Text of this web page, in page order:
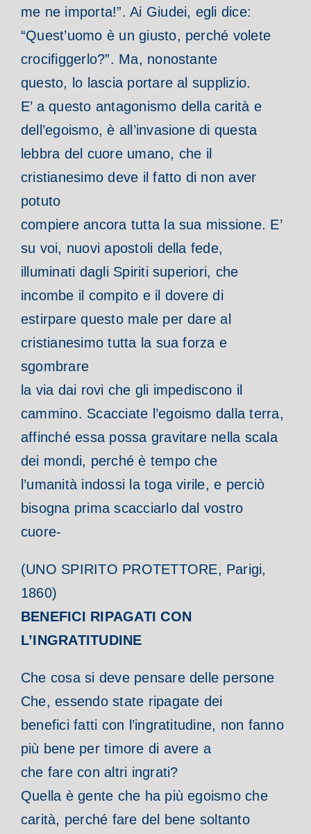
me ne importa!”. Ai Giudei, egli dice:
“Quest’uomo è un giusto, perché volete
crocifiggerlo?”. Ma, nonostante
questo, lo lascia portare al supplizio.
E’ a questo antagonismo della carità e
dell’egoismo, è all’invasione di questa
lebbra del cuore umano, che il
cristianesimo deve il fatto di non aver
potuto
compiere ancora tutta la sua missione. E’
su voi, nuovi apostoli della fede,
illuminati dagli Spiriti superiori, che
incombe il compito e il dovere di
estirpare questo male per dare al
cristianesimo tutta la sua forza e
sgombrare
la via dai rovi che gli impediscono il
cammino. Scacciate l’egoismo dalla terra,
affinché essa possa gravitare nella scala
dei mondi, perché è tempo che
l’umanità indossi la toga virile, e perciò
bisogna prima scacciarlo dal vostro
cuore-
(UNO SPIRITO PROTETTORE, Parigi,
1860)
BENEFICI RIPAGATI CON
L’INGRATITUDINE
Che cosa si deve pensare delle persone
Che, essendo state ripagate dei
benefici fatti con l’ingratitudine, non fanno
più bene per timore di avere a
che fare con altri ingrati?
Quella è gente che ha più egoismo che
carità, perché fare del bene soltanto